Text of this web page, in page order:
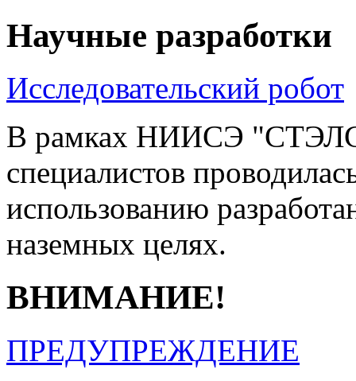
Научные разработки
Исследовательский робот
В рамках НИИСЭ
специалистов
использованию
наземных целях.
ВНИМАНИЕ!
ПРЕДУПРЕЖДЕНИЕ